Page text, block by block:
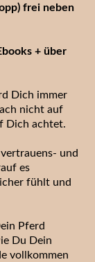
frei neben
+ über
Dich immer
nicht auf
Dich achtet.
und
es
fühlt und
Pferd
Du Dein
vollkommen